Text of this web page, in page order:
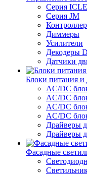
Серия
Серия JM
Диммеры
Усилители
Декодеры
Датчики
Блоки питания и
AC/DC
AC/DC
AC/DC
AC/DC
Драйверы
Драйверы
Фасадные